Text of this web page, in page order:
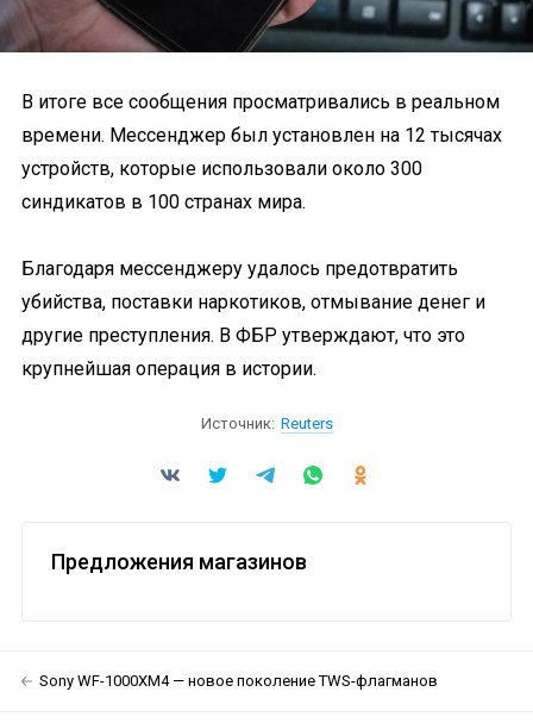
В итоге все сообщения просматривались в реальном
времени. Мессенджер был установлен на 12 тысячах
устройств, которые использовали около 300
синдикатов в 100 странах мира.
Благодаря мессенджеру удалось предотвратить
убийства, поставки наркотиков, отмывание денег и
другие преступления. В ФБР утверждают, что это
крупнейшая операция в истории.
Источник: Reuters
Предложения магазинов
Sony WF-1000XM4 — новое поколение TWS-флагманов